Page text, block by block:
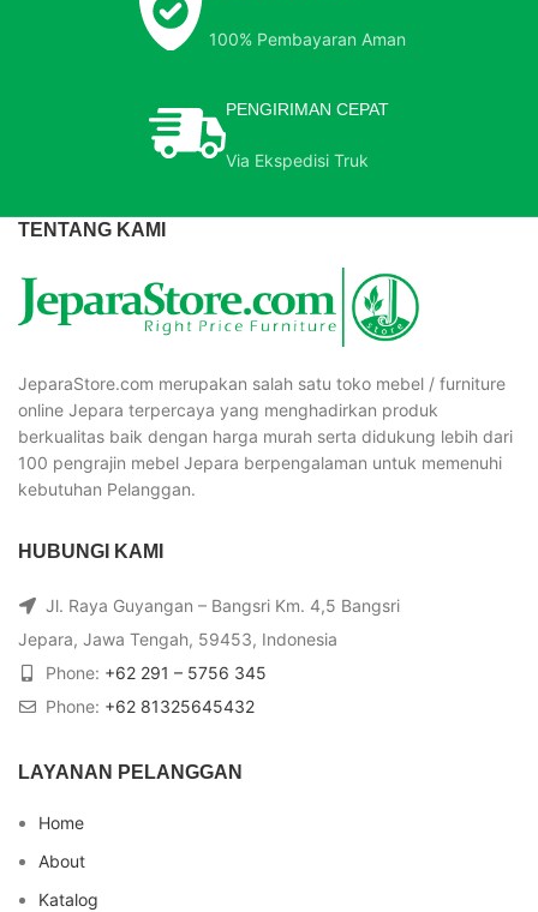
100% Pembayaran Aman
PENGIRIMAN CEPAT
Via Ekspedisi Truk
TENTANG KAMI
JeparaStore.com merupakan salah satu toko mebel / furniture
online Jepara terpercaya yang menghadirkan produk
berkualitas baik dengan harga murah serta didukung lebih dari
100 pengrajin mebel Jepara berpengalaman untuk memenuhi
kebutuhan Pelanggan.
HUBUNGI KAMI
Jl. Raya Guyangan – Bangsri Km. 4,5 Bangsri
Jepara, Jawa Tengah, 59453, Indonesia
Phone: +62 291 – 5756 345
Phone: +62 81325645432
LAYANAN PELANGGAN
Home
About
Katalog